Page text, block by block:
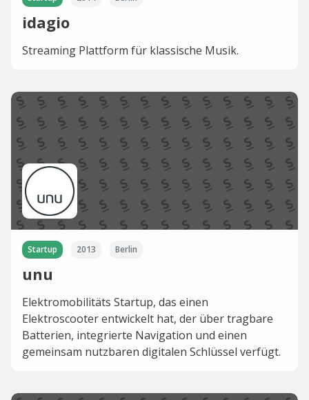
idagio
Streaming Plattform für klassische Musik.
Startup 2013 Berlin
unu
Elektromobilitäts Startup, das einen
Elektroscooter entwickelt hat, der über tragbare
Batterien, integrierte Navigation und einen
gemeinsam nutzbaren digitalen Schlüssel verfügt.